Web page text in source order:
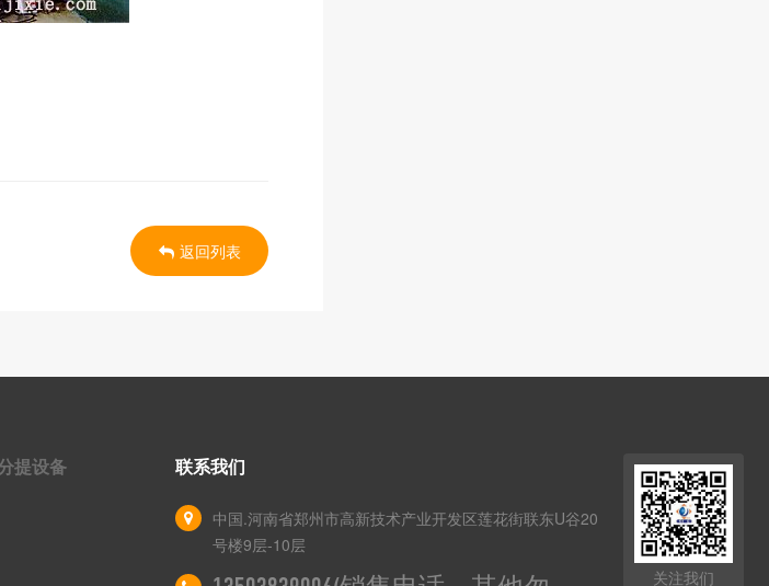
返回列表
提设备 联系我们
中国.河南省郑州市高新技术产业开发区莲花街联东U谷20
号楼9层-10层
关注我们